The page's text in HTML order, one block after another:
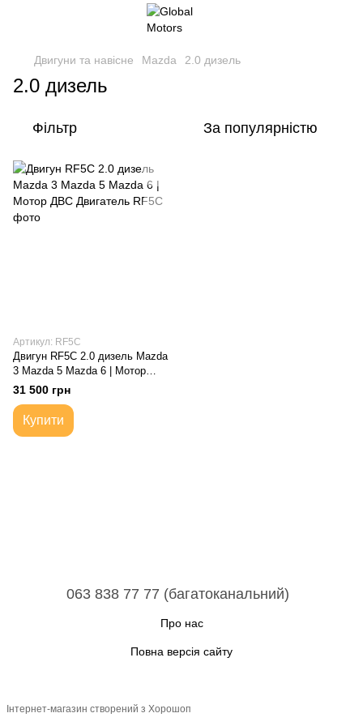
Двигуни та навісне Mazda 2.0 дизель
2.0 дизель
Фільтр За популярністю
Артикул: RF5C
Двигун RF5C 2.0 дизель Mazda
3 Mazda 5 Mazda 6 | Мотор
ДВС Двигатель
31 500 грн
Купити
063 838 77 77 (багатоканальний)
Про нас
Повна версія сайту
Інтернет-магазин створений з Хорошоп